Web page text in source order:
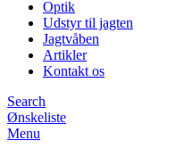
Optik
Udstyr til jagten
Jagtvåben
Artikler
Kontakt os
Search
Ønskeliste
Menu